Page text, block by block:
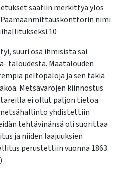
saatiin merkittyä ylös
Päämaanmittauskonttorin nimi
suuri osa ihmisistä sai
taloudesta. Maatalouden
peltopaloja ja sen takia
Metsävarojen kiinnostus
ei ollut paljon tietoa
yhdistettiin
tehtävinänsä oli suorittaa
ja niiden laajuuksien
perustettiin vuonna 1863.